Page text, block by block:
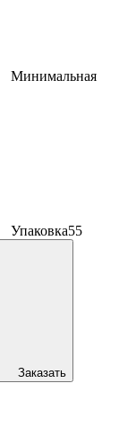
Минимальная
Упаковка55
Заказать